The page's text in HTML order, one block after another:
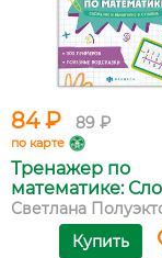
84 ₽ 89 ₽
по карте
Тренажер по
математике:
Светлана
Купить